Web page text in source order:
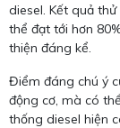
diesel. Kết quả
thể đạt tới hơn
thiện đáng kể.
Điểm đáng chú ý
động cơ, mà có
thống diesel hiện